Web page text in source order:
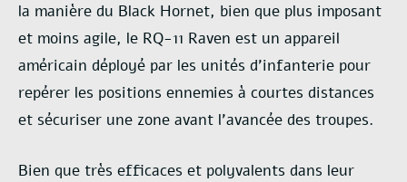
la manière du Black Hornet, bien que plus imposant
et moins agile, le RQ-11 Raven est un appareil
américain déployé par les unités d’infanterie pour
repérer les positions ennemies à courtes distances
et sécuriser une zone avant l’avancée des troupes.
Bien que très efficaces et polyvalents dans leur